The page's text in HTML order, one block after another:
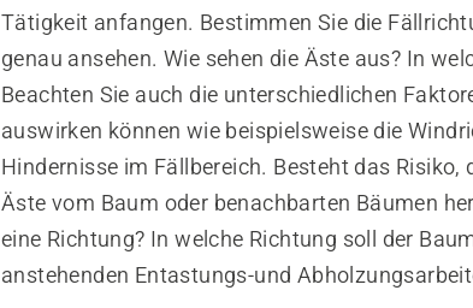
Tätigkeit anfangen. Bestimmen Sie die
genau ansehen. Wie sehen die Äste aus? In
Beachten Sie auch die unterschiedlichen
auswirken können wie beispielsweise die
Hindernisse im Fällbereich. Besteht das Risiko,
Äste vom Baum oder benachbarten Bäumen
eine Richtung? In welche Richtung soll der
anstehenden Entastungs-und